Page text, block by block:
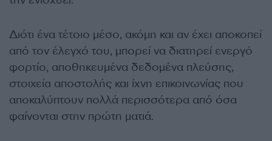
Διότι ένα τέτοιο μέσο, ακόμη και αν έχει αποκοπεί
από τον έλεγχό του, μπορεί να διατηρεί ενεργό
φορτίο, αποθηκευμένα δεδομένα πλεύσης,
στοιχεία αποστολής και ίχνη επικοινωνίας που
αποκαλύπτουν πολλά περισσότερα από όσα
φαίνονται στην πρώτη ματιά.